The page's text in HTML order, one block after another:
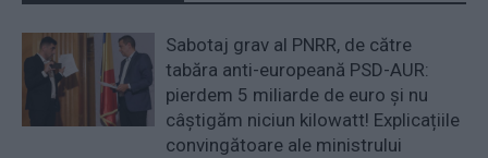
Sabotaj grav al PNRR, de către
tabăra anti-europeană PSD-AUR:
pierdem 5 miliarde de euro și nu
câștigăm niciun kilowatt! Explicațiile
convingătoare ale ministrului